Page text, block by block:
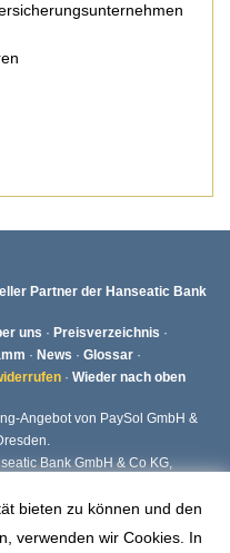
bieten zu können und den
verwenden wir Cookies. In
Partner der Hanseatic Bank
uns · Preisverzeichnis ·
· News · Glossar ·
· Wieder nach oben
Angebot von PaySol GmbH &
Bank GmbH & Co KG,